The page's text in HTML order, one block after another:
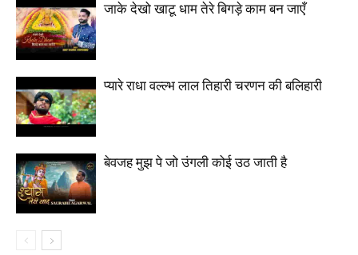
जाके देखो खाटू धाम तेरे बिगड़े काम बन जाएँ
प्यारे राधा वल्ल्भ लाल तिहारी चरणन की बलिहारी
बेवजह मुझ पे जो उंगली कोई उठ जाती है